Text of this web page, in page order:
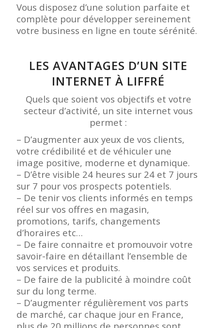
Vous disposez d’une solution parfaite et
complète pour développer sereinement
votre business en ligne en toute sérénité.
LES AVANTAGES D’UN SITE
INTERNET À LIFFRÉ
Quels que soient vos objectifs et votre
secteur d’activité, un site internet vous
permet :
– D’augmenter aux yeux de vos clients,
votre crédibilité et de véhiculer une
image positive, moderne et dynamique.
– D’être visible 24 heures sur 24 et 7 jours
sur 7 pour vos prospects potentiels.
– De tenir vos clients informés en temps
réel sur vos offres en magasin,
promotions, tarifs, changements
d’horaires etc…
– De faire connaitre et promouvoir votre
savoir-faire en détaillant l’ensemble de
vos services et produits.
– De faire de la publicité à moindre coût
sur du long terme.
– D’augmenter régulièrement vos parts
de marché, car chaque jour en France,